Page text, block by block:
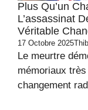
Plus Qu’un
L’assassinat
Véritable
17 Octobre 2025
Le meurtre
mémoriaux
changement